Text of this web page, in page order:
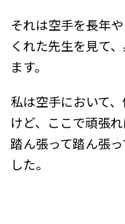
それは空手を長年
くれた先生を見て
ます。
私は空手において
けど、ここで頑張
踏ん張って踏ん張
した。